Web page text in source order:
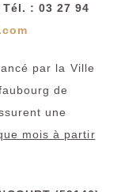
: 03 27 94
par la Ville
de
une
mois à partir